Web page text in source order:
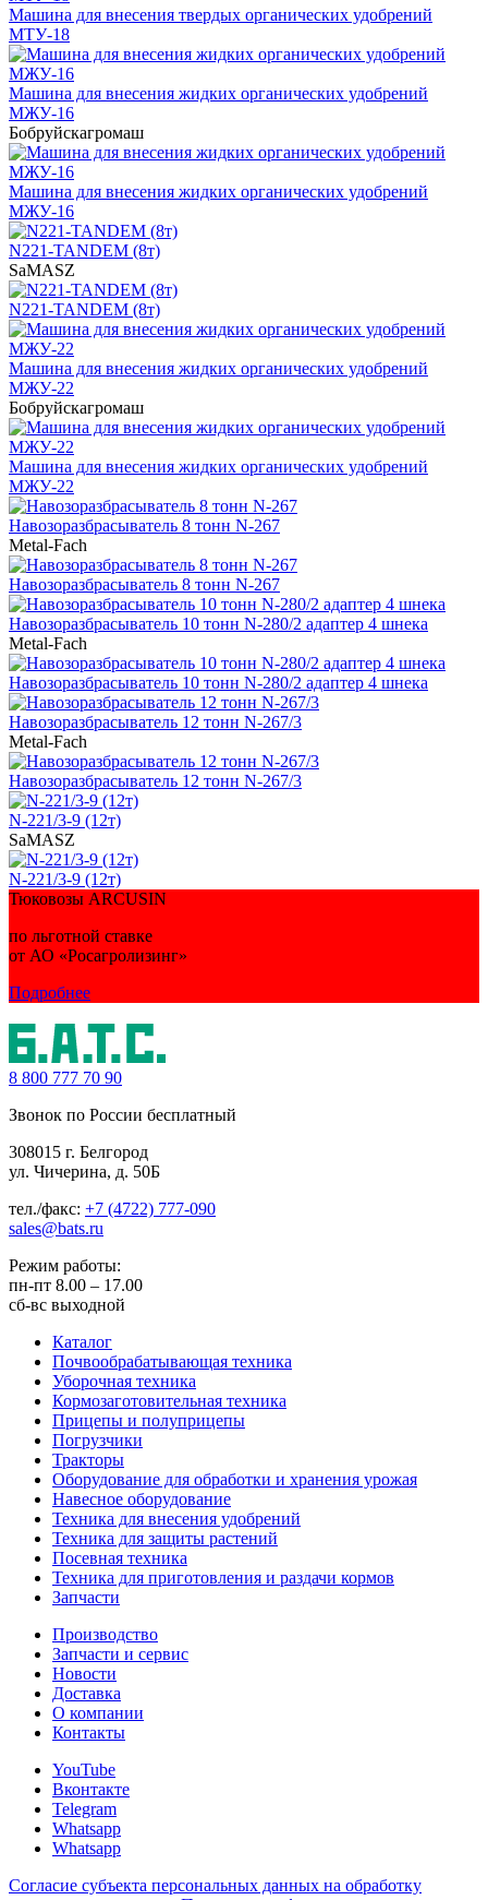
Машина для внесения твердых органических удобрений
МТУ-18
Машина для внесения жидких органических удобрений
МЖУ-16
Бобруйскагромаш
Машина для внесения жидких органических удобрений
МЖУ-16
N221-TANDEM (8т)
SaMASZ
N221-TANDEM (8т)
Машина для внесения жидких органических удобрений
МЖУ-22
Бобруйскагромаш
Машина для внесения жидких органических удобрений
МЖУ-22
Навозоразбрасыватель 8 тонн N-267
Metal-Fach
Навозоразбрасыватель 8 тонн N-267
Навозоразбрасыватель 10 тонн N-280/2 адаптер 4 шнека
Metal-Fach
Навозоразбрасыватель 10 тонн N-280/2 адаптер 4 шнека
Навозоразбрасыватель 12 тонн N-267/3
Metal-Fach
Навозоразбрасыватель 12 тонн N-267/3
N-221/3-9 (12т)
SaMASZ
N-221/3-9 (12т)
Тюковозы ARCUSIN
по льготной ставке
от АО «Росагролизинг»
Подробнее
8 800 777 70 90
Звонок по России бесплатный
308015 г. Белгород
ул. Чичерина, д. 50Б
тел./факс: +7 (4722) 777-090
sales@bats.ru
Режим работы:
пн-пт 8.00 – 17.00
сб-вс выходной
Каталог
Почвообрабатывающая техника
Уборочная техника
Кормозаготовительная техника
Прицепы и полуприцепы
Погрузчики
Тракторы
Оборудование для обработки и хранения урожая
Навесное оборудование
Техника для внесения удобрений
Техника для защиты растений
Посевная техника
Техника для приготовления и раздачи кормов
Запчасти
Производство
Запчасти и сервис
Новости
Доставка
О компании
Контакты
YouTube
Вконтакте
Telegram
Whatsapp
Whatsapp
Согласие субъекта персональных данных на обработку